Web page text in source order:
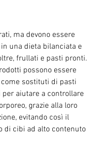
una dieta bilanciata e
frullati e pasti pronti.
possono essere
sostituti di pasti
aiutare a controllare
grazie alla loro
evitando così il
di cibi ad alto contenuto